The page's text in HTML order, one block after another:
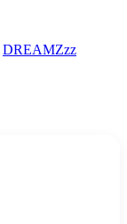
DREAMZzz